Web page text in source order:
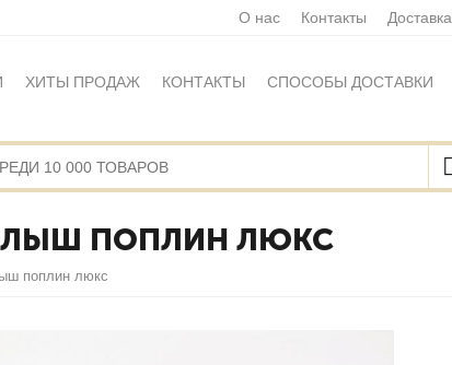
О нас Контакты Доставка
ХИТЫ ПРОДАЖ КОНТАКТЫ СПОСОБЫ ДОСТАВКИ
ОФЕРТА
ПОПЛИН ЛЮКС
поплин люкс